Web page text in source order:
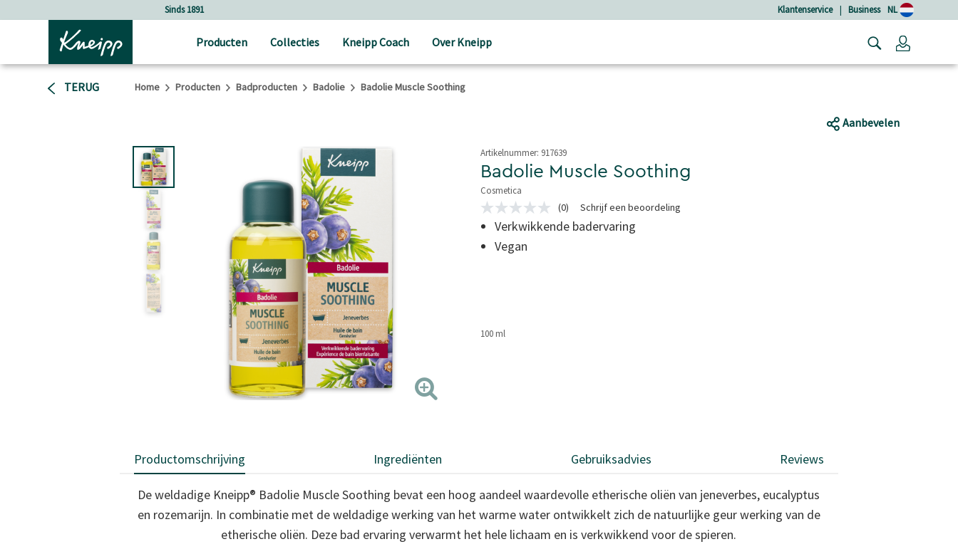
Sinds 1891 Klantenservice | Business NL
Producten Collecties Kneipp Coach Over Kneipp
TERUG Home Producten Badproducten Badolie Badolie Muscle Soothing
Aanbevelen
Artikelnummer: 917639
Badolie Muscle Soothing
Cosmetica
5 van 5 sterren
Geen
scorewaarde
Dezelfde
paginalink.
(0) Schrijf een beoordeling
Verkwikkende badervaring
Vegan
100 ml
Productomschrijving Ingrediënten Gebruiksadvies Reviews
De weldadige Kneipp® Badolie Muscle Soothing bevat een hoog aandeel waardevolle etherische oliën van jeneverbes, eucalyptus
en rozemarijn. In combinatie met de weldadige werking van het warme water ontwikkelt zich de natuurlijke geur werking van de
etherische oliën. Deze bad ervaring verwarmt het hele lichaam en is verkwikkend voor de spieren.